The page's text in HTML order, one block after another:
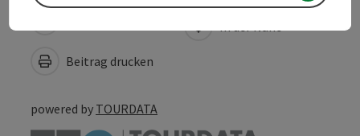
Beitrag drucken
powered by TOURDATA